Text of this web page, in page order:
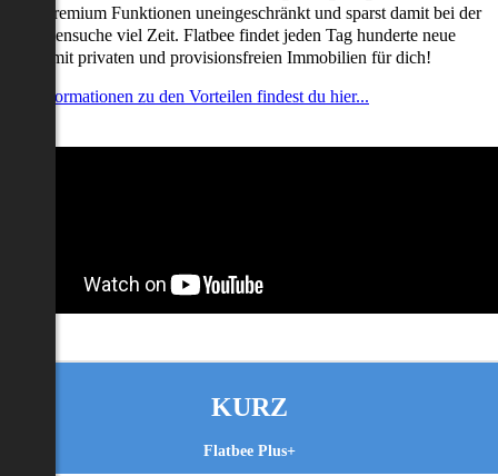
alle Premium Funktionen uneingeschränkt und sparst damit bei der
viel Zeit. Flatbee findet jeden Tag hunderte neue
mit privaten und provisionsfreien Immobilien für dich!
Informationen zu den Vorteilen findest du hier...
KURZ
Flatbee Plus+